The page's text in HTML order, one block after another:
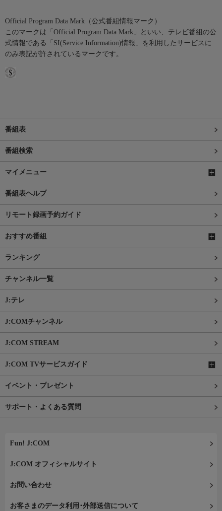
Official Program Data Mark（公式番組情報マーク）
このマークは「Official Program Data Mark」といい、テレビ番組の公
式情報である「SI(Service Information)情報」を利用したサービスに
のみ表記が許されているマークです。
番組表
番組検索
マイメニュー
番組表ヘルプ
リモート録画予約ガイド
おすすめ番組
ランキング
チャンネル一覧
J:テレ
J:COMチャンネル
J:COM STREAM
J:COM TVサービスガイド
イベント・プレゼント
サポート・よくある質問
Fun! J:COM
J:COM オフィシャルサイト
お問い合わせ
お客さまのデータ利用･外部送信について